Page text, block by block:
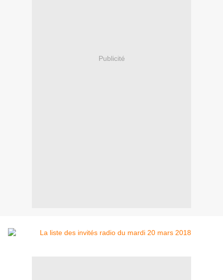
Publicité